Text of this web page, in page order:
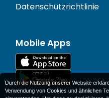
Datenschutzrichtlinie
Mobile Apps
Durch die Nutzung unserer Website
Verwendung von Cookies und ähnlichen